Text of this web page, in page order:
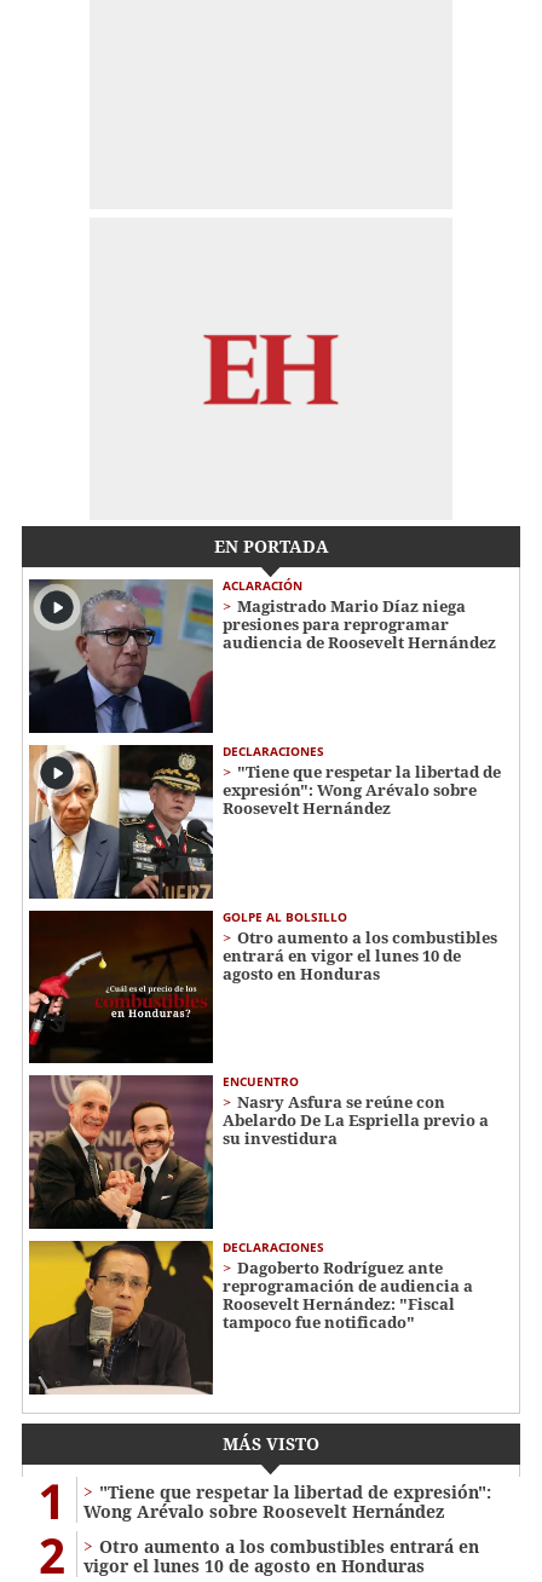
EN PORTADA
ACLARACIÓN
Magistrado Mario Díaz niega
presiones para reprogramar
audiencia de Roosevelt Hernández
DECLARACIONES
"Tiene que respetar la libertad de
expresión": Wong Arévalo sobre
Roosevelt Hernández
GOLPE AL BOLSILLO
Otro aumento a los combustibles
entrará en vigor el lunes 10 de
agosto en Honduras
ENCUENTRO
Nasry Asfura se reúne con
Abelardo De La Espriella previo a
su investidura
DECLARACIONES
Dagoberto Rodríguez ante
reprogramación de audiencia a
Roosevelt Hernández: "Fiscal
tampoco fue notificado"
MÁS VISTO
1
"Tiene que respetar la libertad de expresión":
Wong Arévalo sobre Roosevelt Hernández
2
Otro aumento a los combustibles entrará en
vigor el lunes 10 de agosto en Honduras